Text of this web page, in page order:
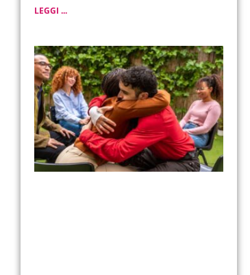
LEGGI ...